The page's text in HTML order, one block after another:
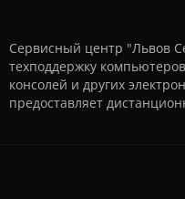
Сервисный центр "Львов
техподдержку
консолей и других
предоставляет